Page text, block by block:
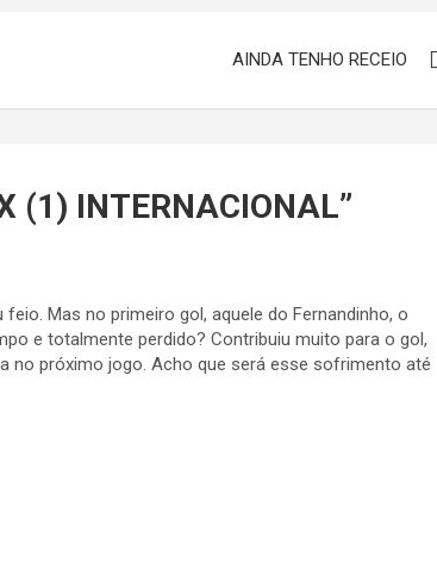
AINDA TENHO RECEIO
(1) INTERNACIONAL”
Mas no primeiro gol, aquele do Fernandinho, o
e totalmente perdido? Contribuiu muito para o gol,
no próximo jogo. Acho que será esse sofrimento até